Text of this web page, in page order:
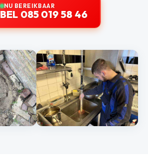
NU BEREIKBAAR
BEL 085 019 58 46